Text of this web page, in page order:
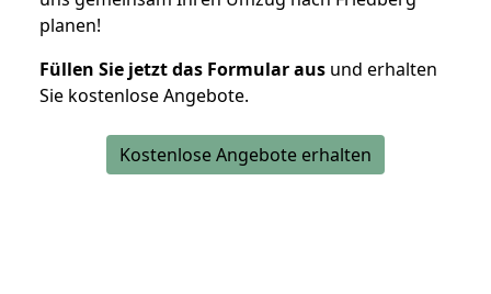
planen!
Füllen Sie jetzt das Formular aus und erhalten
Sie kostenlose Angebote.
Kostenlose Angebote erhalten